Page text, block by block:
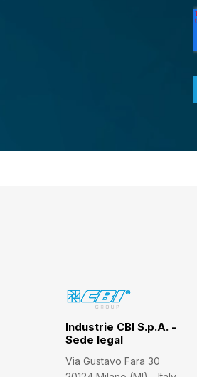
Industrie CBI S.p.A. -
Sede legal
Via Gustavo Fara 30